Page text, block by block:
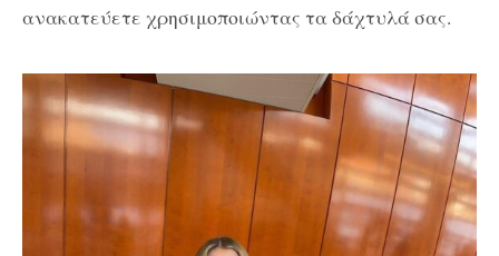
ανακατεύετε χρησιμοποιώντας τα δάχτυλά σας.